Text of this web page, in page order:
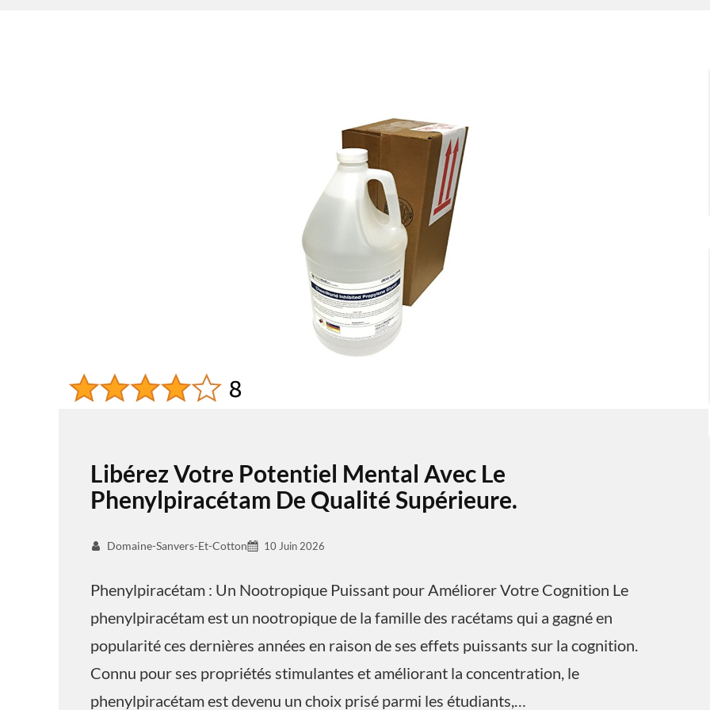
Libérez Votre Potentiel Mental Avec Le
Phenylpiracétam De Qualité Supérieure.
Domaine-Sanvers-Et-Cotton 10 Juin 2026
Phenylpiracétam : Un Nootropique Puissant pour Améliorer Votre Cognition Le
phenylpiracétam est un nootropique de la famille des racétams qui a gagné en
popularité ces dernières années en raison de ses effets puissants sur la cognition.
Connu pour ses propriétés stimulantes et améliorant la concentration, le
phenylpiracétam est devenu un choix prisé parmi les étudiants,…